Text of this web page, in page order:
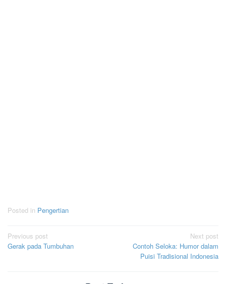
Posted in Pengertian
Post
navigation
Previous post
Gerak pada Tumbuhan
Next post
Contoh Seloka: Humor dalam
Puisi Tradisional Indonesia